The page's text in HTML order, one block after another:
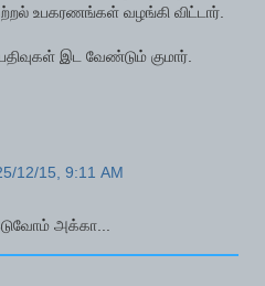
உபகரணங்கள் வழங்கி விட்டார்.
இட வேண்டும் குமார்.
12/15, 9:11 AM
அக்கா...